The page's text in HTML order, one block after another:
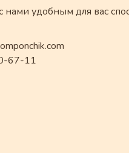
нами удобным для вас
67-11